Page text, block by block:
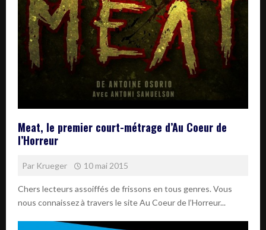
Meat, le premier court-métrage d’Au Coeur de
l’Horreur
Par Krueger 10 mai 2015
Chers lecteurs assoiffés de frissons en tous genres. Vous
nous connaissez à travers le site Au Coeur de l’Horreur...